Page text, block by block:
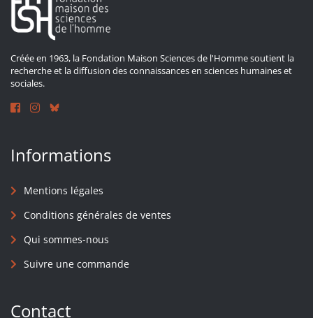
Créée en 1963, la Fondation Maison Sciences de l'Homme soutient la
recherche et la diffusion des connaissances en sciences humaines et
sociales.
Informations
Mentions légales
Conditions générales de ventes
Qui sommes-nous
Suivre une commande
Contact